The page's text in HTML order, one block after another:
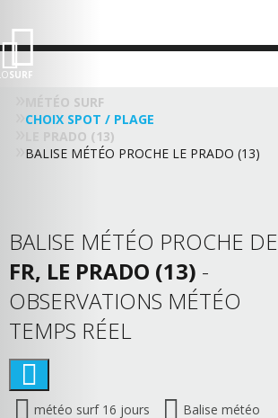
SURF
MÉTÉO SURF
CHOIX SPOT / PLAGE
LE PRADO (13)
BALISE MÉTÉO PROCHE LE PRADO (13)
BALISE MÉTÉO PROCHE DE
FR, LE PRADO (13) -
OBSERVATIONS MÉTÉO
TEMPS RÉEL
météo surf 16 jours Balise météo